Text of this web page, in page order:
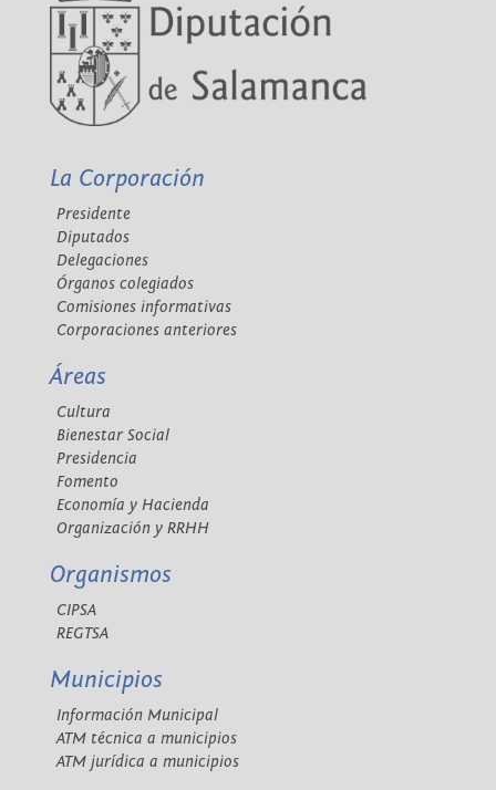
La Corporación
Presidente
Diputados
Delegaciones
Órganos colegiados
Comisiones informativas
Corporaciones anteriores
Áreas
Cultura
Bienestar Social
Presidencia
Fomento
Economía y Hacienda
Organización y RRHH
Organismos
CIPSA
REGTSA
Municipios
Información Municipal
ATM técnica a municipios
ATM jurídica a municipios